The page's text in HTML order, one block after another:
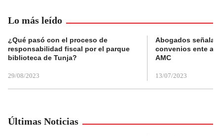
Lo más leído
¿Qué pasó con el proceso de
responsabilidad fiscal por el parque
biblioteca de Tunja?
29/08/2023
Abogados
convenios ente
AMC
13/07/2023
Últimas Noticias